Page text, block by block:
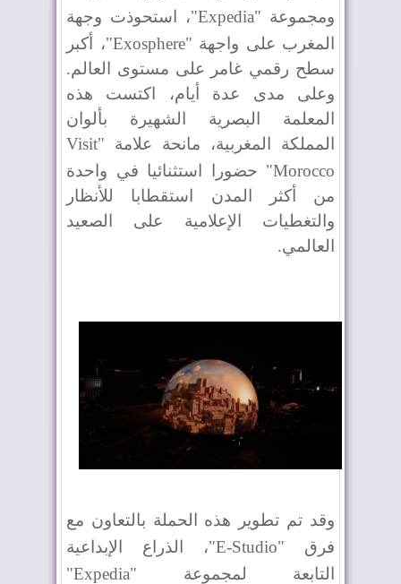
ومجموعة "Expedia"، استحوذت وجهة
المغرب على واجهة "Exosphere"، أكبر
سطح رقمي غامر على مستوى العالم.
وعلى مدى عدة أيام، اكتست هذه
المعلمة البصرية الشهيرة بألوان
المملكة المغربية، مانحة علامة "Visit
Morocco" حضورا استثنائيا في واحدة
من أكثر المدن استقطابا للأنظار
والتغطيات الإعلامية على الصعيد
العالمي.
وقد تم تطوير هذه الحملة بالتعاون مع
فرق "E-Studio"، الذراع الإبداعية
التابعة لمجموعة "Expedia
"